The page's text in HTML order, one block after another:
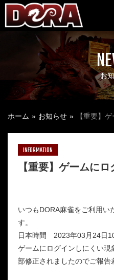
Skip
お
ホーム お知らせ 【重要】
INFORMATION
【重要】ゲームに
いつもDORA麻雀をご利用い
す。
日本時間 2023年03月24日
ゲームにログインしにくい
部修正されましたのでご報告